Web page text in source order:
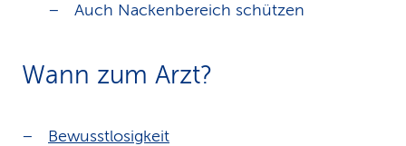
Auch Nackenbereich schützen
Wann zum Arzt?
Bewusstlosigkeit